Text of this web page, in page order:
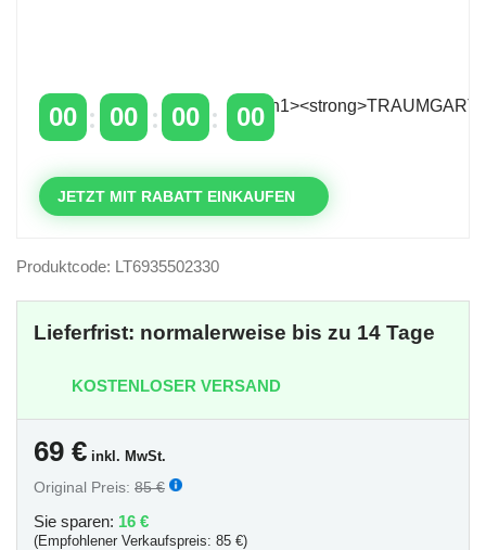
00 00 00 00
JETZT MIT RABATT EINKAUFEN
Produktcode: LT6935502330
Lieferfrist: normalerweise bis zu 14 Tage
KOSTENLOSER VERSAND
69 € inkl. MwSt.
Original Preis: 85 €
Sie sparen: 16 €
(Empfohlener Verkaufspreis: 85 €)